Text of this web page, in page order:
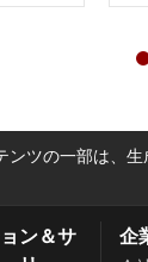
ツの一部は、
ン＆サ
企